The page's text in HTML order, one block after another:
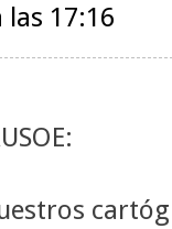
las 17:16